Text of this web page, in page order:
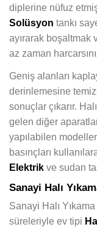
diplerine nüfuz
Solüsyon tankı
ayırarak boşaltmak
az zaman
Geniş alanları
derinlemesine
sonuçlar çıkarır.
gelen diğer
yapılabilen
basınçları
Elektrik ve sudan
Sanayi Halı
Sanayi Halı
süreleriyle ev tipi